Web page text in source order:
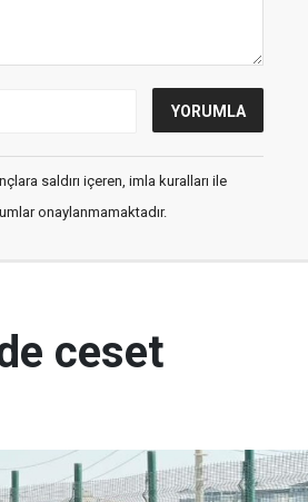
saldırı içeren, imla kuralları ile
onaylanmamaktadır.
ceset